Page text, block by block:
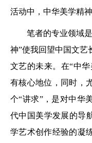
活动中，中华美学精
笔者的专业领域
神”使我回望中国文艺
文艺的未来。在“中
有核心地位，同时，
个“讲求”，是对中华
代中国美学发展的导
学艺术创作经验的凝